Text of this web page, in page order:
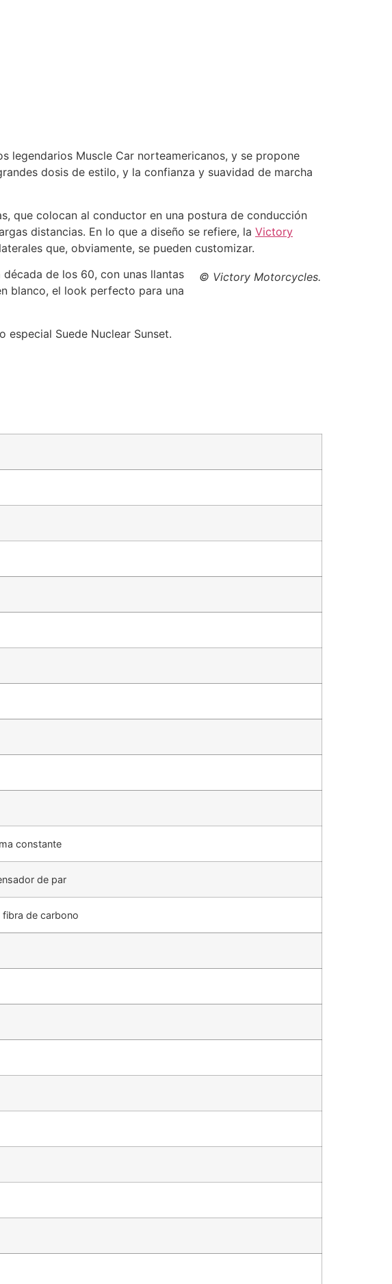
legendarios Muscle Car norteamericanos, y se propone
dosis de estilo, y la confianza y suavidad de marcha
que colocan al conductor en una postura de conducción
distancias. En lo que a diseño se refiere, la Victory
que, obviamente, se pueden customizar.
© Victory Motorcycles.
de los 60, con unas llantas
blanco, el look perfecto para una
especial Suede Nuclear Sunset.
constante
de par
de carbono